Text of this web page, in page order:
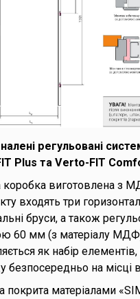
регульовані
Plus та Verto-FIT
коробка виготовлена з
входять три
бруси, а також
60 мм (з матеріалу
як набір
безпосередньо на місці
покрита матеріалами